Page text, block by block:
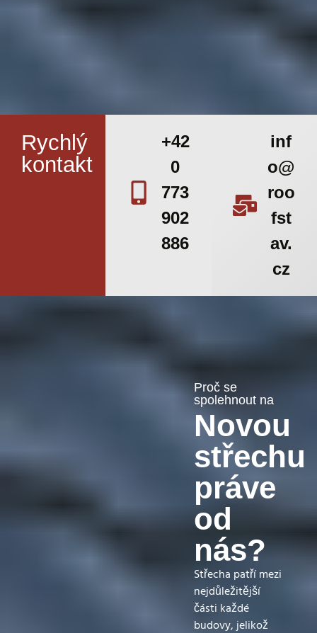
Rychlý
kontakt
+42
0
773
902
886
inf
o@
roo
fst
av.
cz
Proč se
spolehnout na
Novou
střechu
práve
od
nás?
Střecha patří mezi
nejdůležitější
části každé
budovy, jelikož